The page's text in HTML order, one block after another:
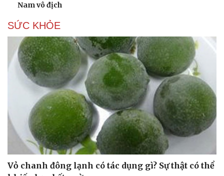
Nam vô địch
SỨC KHỎE
Vỏ chanh đông lạnh có tác dụng gì? Sự thật có thể